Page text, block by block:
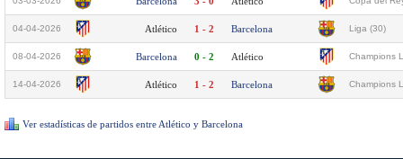
04-04-2026 Atlético 1 - 2 Barcelona Liga (30)
08-04-2026 Barcelona 0 - 2 Atlético Champions
14-04-2026 Atlético 1 - 2 Barcelona Champions
Ver estadísticas de partidos entre Atlético y Barcelona